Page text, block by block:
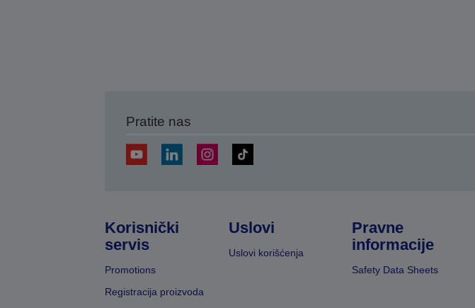
Pratite nas
Korisnički
servis
Promotions
Registracija proizvoda
Uslovi
Uslovi korišćenja
Pravne
informacije
Safety Data Sheets